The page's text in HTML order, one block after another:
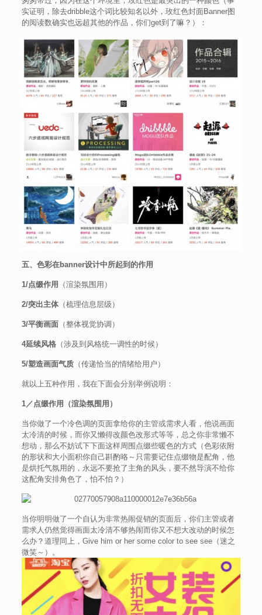
实证明，除去dribble这个词比较知名以外，玫红色封面Banner图
的阅读数确实也远超其他的作品，你们get到了嘛？）：
五、色彩在banner设计中所起到的作用
1/点缀作用 （渲染氛围用）
2/突出主体（梳理信息层级）
3/平衡画面（整体视觉协调）
4延续风格（涉及到风格统一调性的时候）
5/塑造画面气质（传递恰当的情绪给用户）
就以上五种作用，我在下面会分别举例说明：
1／点缀作用（渲染氛围用）
当你做了一个冷色调的页面拿给你的主管或需求人看，他说画面
太冷清的时候，而你又懒得改颜色改形式等等，总之你非常懒不
想动，那么不妨试下下面这样周围点缀些暖色的方式（色彩依附
的形状和大小面积你自己斟酌咯～只需要记住点缀物是配角，他
是烘托气氛用的，永远不要抢了主角的风头，要不然导演不给你
这配角安排角色了，怕不怕？）
当你明明做了一个自认为非常热闹促销的页面后，你们主管或者
需求人仍然觉得画面太冷清不够热闹而你又不想大改动的时候怎
么办？道理同上，Give him or her some color to see see（迷之
微笑～）。